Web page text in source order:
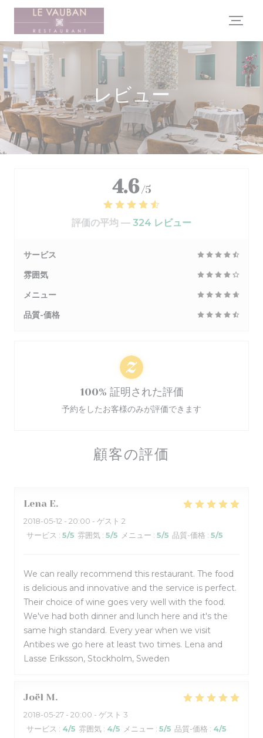
クッキー利用の管理について
レビュー
顧客の評価
Lena E
2018-05-12 - 20:00 - ゲスト 2
サービス : 5/5 雰囲気 : 5/5 メニュー : 5/5 品質-価格 : 5/5
We can really recommend this restaurant. The food
is delicious and innovative and the service is perfect.
Their choice of wine goes very well with the food.
We've had both dinner and lunch here and it's the
same high standard. Every year when we visit
Antibes we go here at least two times. Lena and
Lasse Eriksson, Stockholm, Sweden
Joël M
2018-05-27 - 20:00 - ゲスト 3
サービス : 4/5 雰囲気 : 4/5 メニュー : 5/5 品質-価格 : 4/5
4.6 /5
評価の平均 — 324 レビュー
サービス
雰囲気
メニュー
品質-価格
100% 証明された評価
予約をしたお客様のみが評価できます